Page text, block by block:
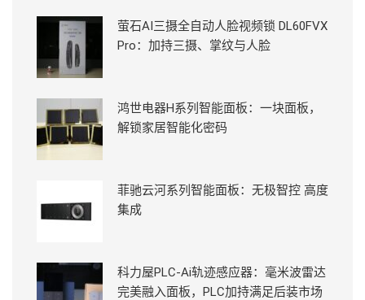
萤石AI三摄全自动人脸视频锁 DL60FVX
Pro：加持三摄、掌纹与人脸
鸿世电器H系列智能面板：一块面板，
解锁家居智能化密码
菲驰云河系列智能面板：无极智控 高度
集成
科力屋PLC-Ai轨迹感应器：毫米波雷达
完美融入面板，PLC加持满足后装市场